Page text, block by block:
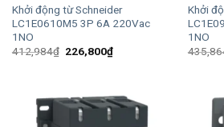
Khởi động từ Schneider
LC1E0610M5 3P 6A 220Vac
1NO
412,984₫ Giá
226,800₫Giá
hiện
Khởi
1NO